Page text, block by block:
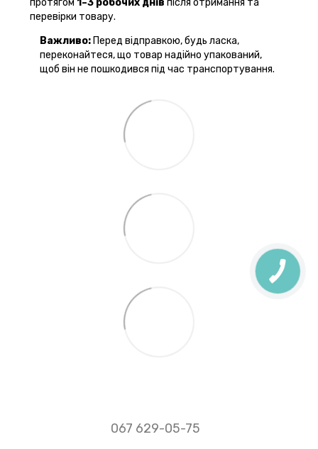
перевірки товару.
Важливо: Перед відправкою, будь ласка,
переконайтеся, що товар надійно упакований,
щоб він не пошкодився під час транспортування.
067 629-05-75